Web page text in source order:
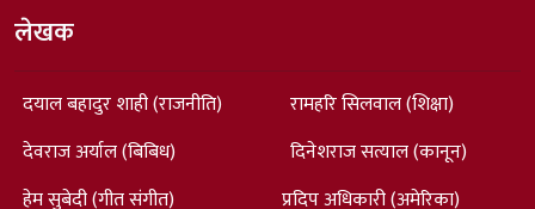
लेखक
दयाल बहादुर शाही (राजनीति)
देवराज अर्याल (बिबिध)
हेम सुबेदी (गीत संगीत)
रामहरि सिलवाल (शिक्षा)
दिनेशराज सत्याल (कानून)
प्रदिप अधिकारी (अमेरिका)